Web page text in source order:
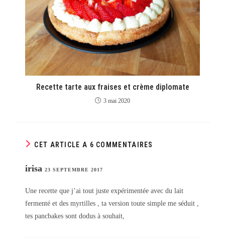
Recette tarte aux fraises et crème diplomate
3 mai 2020
CET ARTICLE A 6 COMMENTAIRES
irisa 23 SEPTEMBRE 2017
Une recette que j’ai tout juste expérimentée avec du lait
fermenté et des myrtilles , ta version toute simple me séduit ,
tes pancbakes sont dodus à souhait,